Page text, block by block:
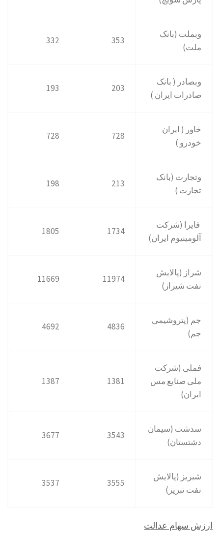
وبملت (بانک
ملت)
353
332
وبصادر ( بانک
صادرات ایران )
203
193
خاور ( ایران
خودرو )
728
728
وتجارت (بانک
تجارت )
213
198
فایرا (شرکت
آلومینیوم ایران)
1734
1805
شراز (پالایش
نفت شیراز)
11974
11669
جم (پتروشیمی
جم)
4836
4692
فملی (شرکت
ملی صنایع مس
ایران)
1381
1387
سدشت (سیمان
دشتستان)
3543
3677
شبریز (پالایش
نفت تبریز)
3555
3537
ارزش سهام عدالت